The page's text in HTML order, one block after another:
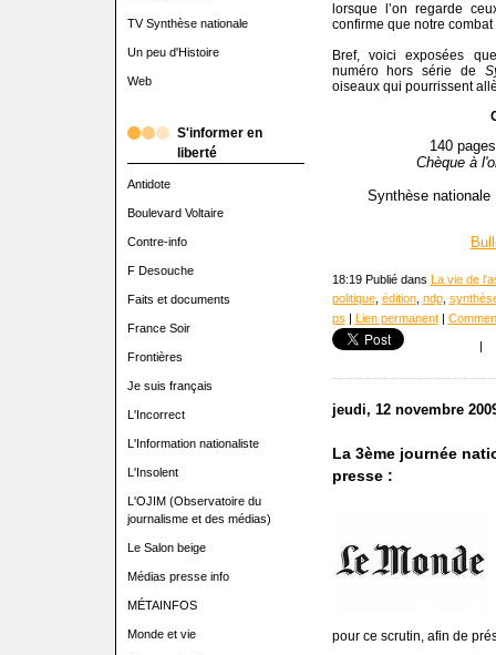
TV Synthèse nationale
Un peu d'Histoire
Web
S'informer en
liberté
Antidote
Boulevard Voltaire
Contre-info
F Desouche
Faits et documents
France Soir
Frontières
Je suis français
L'Incorrect
L'Information nationaliste
L'Insolent
L'OJIM (Observatoire du
journalisme et des médias)
Le Salon beige
Médias presse info
MÉTAINFOS
Monde et vie
lorsque l’on regarde
confirme que notre
Bref, voici exposées
numéro hors série de
oiseaux qui pourrissent
140
Chèque à
Synthèse nationale
18:19 Publié dans La vie de
politique, édition, ndp,
ps | Lien permanent|
|
jeudi, 12 novembre
La 3ème journée
presse :
pour ce scrutin, afin de